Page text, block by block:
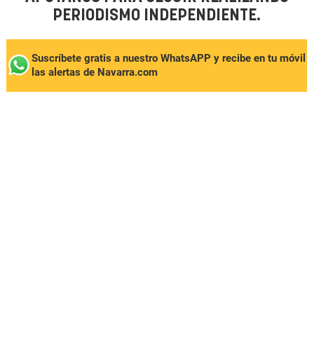
PERIODISMO INDEPENDIENTE.
Suscríbete gratis a nuestro WhatsAPP y recibe en tu móvil
las alertas de Navarra.com